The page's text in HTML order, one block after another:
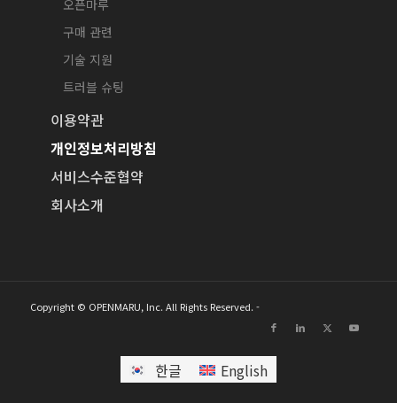
오픈마루
구매 관련
기술 지원
트러블 슈팅
이용약관
개인정보처리방침
서비스수준협약
회사소개
Copyright © OPENMARU, Inc. All Rights Reserved. -
한글 English